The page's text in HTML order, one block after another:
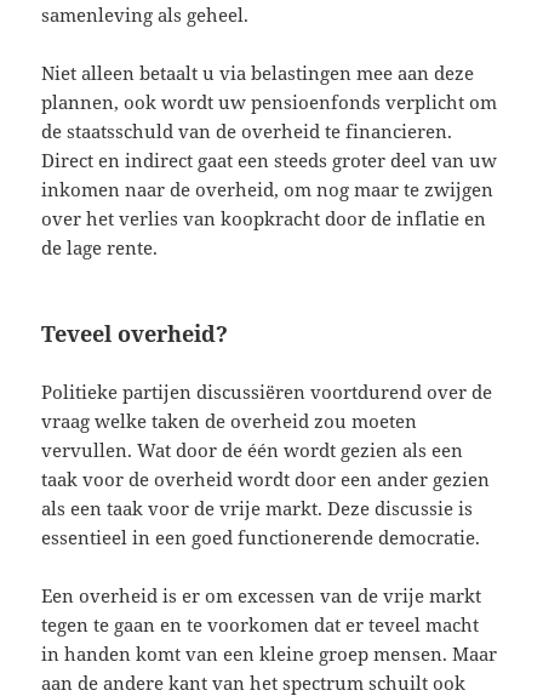
samenleving als geheel.
Niet alleen betaalt u via belastingen mee aan deze
plannen, ook wordt uw pensioenfonds verplicht om
de staatsschuld van de overheid te financieren.
Direct en indirect gaat een steeds groter deel van uw
inkomen naar de overheid, om nog maar te zwijgen
over het verlies van koopkracht door de inflatie en
de lage rente.
Teveel overheid?
Politieke partijen discussiëren voortdurend over de
vraag welke taken de overheid zou moeten
vervullen. Wat door de één wordt gezien als een
taak voor de overheid wordt door een ander gezien
als een taak voor de vrije markt. Deze discussie is
essentieel in een goed functionerende democratie.
Een overheid is er om excessen van de vrije markt
tegen te gaan en te voorkomen dat er teveel macht
in handen komt van een kleine groep mensen. Maar
aan de andere kant van het spectrum schuilt ook